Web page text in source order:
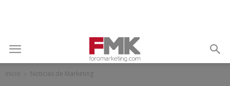
Inicio Noticias de Marketing